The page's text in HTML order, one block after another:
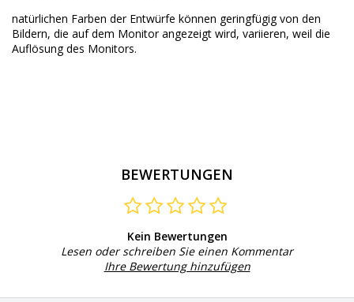
natürlichen Farben der Entwürfe können geringfügig von den
Bildern, die auf dem Monitor angezeigt wird, variieren, weil die
Auflösung des Monitors.
BEWERTUNGEN
Kein Bewertungen
Lesen oder schreiben Sie einen Kommentar
Ihre Bewertung hinzufügen